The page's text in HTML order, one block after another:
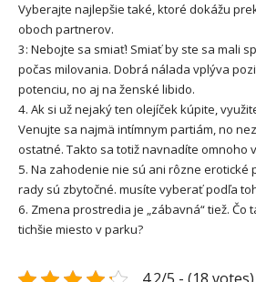
Vyberajte najlepšie také, ktoré dokážu
oboch partnerov.
3: Nebojte sa smiať! Smiať by ste sa mali
počas milovania. Dobrá nálada vplýva
potenciu, no aj na ženské libido.
4. Ak si už nejaký ten olejíček kúpite,
Venujte sa najmä intímnym partiám, no
ostatné. Takto sa totiž navnadíte omnoho
5. Na zahodenie nie sú ani rôzne erotické
rady sú zbytočné. musíte vyberať podľa
6. Zmena prostredia je „zábavná“ tiež. Čo
tichšie miesto v parku?